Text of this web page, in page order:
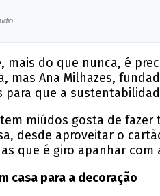
mais do que nunca, é
mas Ana Milhazes,
para que a
miúdos gosta de
desde aproveitar o
que é giro apanhar
casa para a decoração